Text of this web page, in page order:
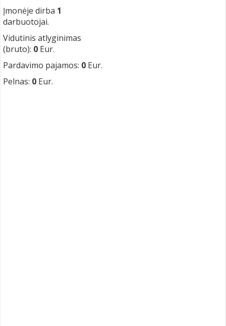
Įmonėje dirba 1
darbuotojai.
Vidutinis atlyginimas
(bruto): 0 Eur.
Pardavimo pajamos: 0 Eur.
Pelnas: 0 Eur.